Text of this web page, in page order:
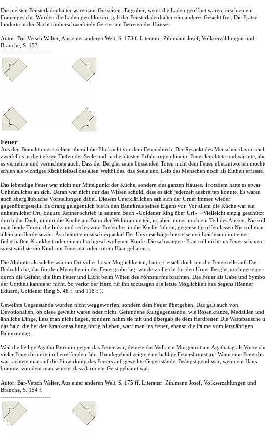
Die meisten Fensterladenhalter waren aus Gusseisen. Tagsüber, wenn die Läden geöffnet waren, erschien ein
Frauengesicht. Wurden die Läden geschlossen, gab der Fensterladenhalter sein anderes Gesicht frei: Die Fratze
hinderte in der Nacht umherschweifende Geister am Betreten des Hauses.
Autor: Bär-Vetsch Walter, Aus einer anderen Welt, S. 173 f. Literatur: Zihlmann Josef, Volkserzählungen und
Bräuche, S. 153.
-------------------------
Feuer
Aus den Brauchtümern schien überall die Ehrfrucht vor dem Feuer durch. Der Respekt des Menschen davor
zweifellos in die tiefsten Tiefen der Seele und in die ältesten Erfahrungen hinein. Feuer leuchtete und wärmte,
es verzehrte und vernichtete auch. Dass der Bergler seine büssenden Toten nicht dem Feuer überantworten
schien als wichtiges Rückbleibsel des alten Weltbildes, das Seele und Leib des Menschen noch als Einheit erfasste.
Das lebendige Feuer war nicht nur Mittelpunkt der Küche, sondern des ganzen Hauses. Trotzdem hatte es etwas
Unheimliches an sich. Daran war nicht nur das Wissen schuld, dass es sich jederzeit ausbreiten konnte. Es waren
auch abergläubische Vorstellungen dabei. Diesem Unerklärlichen sah sich der Urner immer wieder
gegenübergestellt. Es drang gelegentlich bis in den Bannkreis seines Eigens vor. Vor allem die Küche war ein
unheimlicher Ort. Eduard Renner schrieb in seinem Buch «Goldener Ring über Uri»: «Vielleicht einzig geschützt
durch das Dach, nimmt die Küche am Bann der Wohnräume teil, ist aber immer noch ein Teil des Aussen. Nie soll
man beide Türen, die links und rechts vom Freien her in die Küche führen, gegenseitig offen lassen Nie soll man
allein am Herde sitzen. Äs chennt eim susch erpäckä! Der Unvorsichtige büsste seinen Leichtsinn mit einer
fieberhaften Krankheit oder einem hochgeschwollenen Kopfe. Die schwangere Frau soll nicht ins Feuer schauen,
sonst wird sie ein Kind mit Feuermal oder rotem Haar gebären.»
Die Alphütte als solche war ein Ort voller böser Möglichkeiten, baute sie sich doch um die Feuerstelle auf. Das
Bedrohliche, das für den Menschen in der Feuergrube lag, wurde vielleicht für den Urner Bergler noch gesteigert
durch die Gefahr, die ihm Feuer und Licht beim Wüten des Föhnsturms brachten. Das Feuer als Gabe und
der Gottheit kannte er nicht. So verlor der Herd für ihn sozusagen die letzte Möglichkeit des Segens (Renner
Eduard, Goldener Ring S. 48 f. und 118 f.).
Geweihte Gegenstände wurden nicht weggeworfen, sondern dem Feuer übergeben. Das galt auch von
Devotionalien, ob diese geweiht waren oder nicht. Gefundene Kultgegenstände, wie Rosenkränze, Medaillen und
ähnliche Dinge, liess man nicht liegen, sondern nahm sie mit und übergab sie dem Herdfeuer. Die Wattebausche
das Salz, die bei der Krankensalbung übrig blieben, warf man ins Feuer, ebenso die Palme vom letztjährigen
Palmsonntag.
Weil die heilige Agatha Patronin gegen das Feuer war, deutete das Volk ein Morgenrot am Agathatag als
vieler Feuersbrünste im betreffenden Jahr. Hundegeheul zeigte eine baldige Feuersbrunst an. Wenn eine
war, achtete man auf die Einwirkung des Feuers auf geweihte Gegenstände. Beängstigend war, wenn ein Haus
brannte, von dem man wusste, dass darin ein Geist gebannt war.
Autor: Bär-Vetsch Walter, Aus einer anderen Welt, S. 175 ff. Literatur: Zihlmann Josef, Volkserzählungen und
Bräuche, S. 154 f.
-------------------------